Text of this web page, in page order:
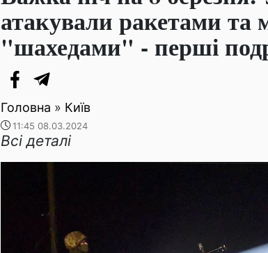
атакували ракетами та
"шахедами" - перші
Головна » Київ
11:45 08.03.2024
Всі деталі